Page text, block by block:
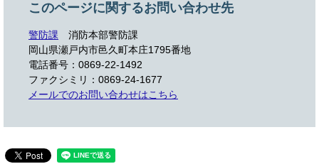
このページに関するお問い合わせ先
警防課
消防本部警防課
岡山県瀬戸内市邑久町本庄1795番地
電話番号：0869-22-1492
ファクシミリ：0869-24-1677
メールでのお問い合わせはこちら